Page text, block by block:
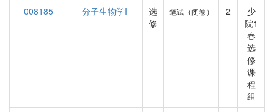
008185
分子生物学I
选
修
笔试（闭卷） 2
少
院1
春
选
修
课
程
组